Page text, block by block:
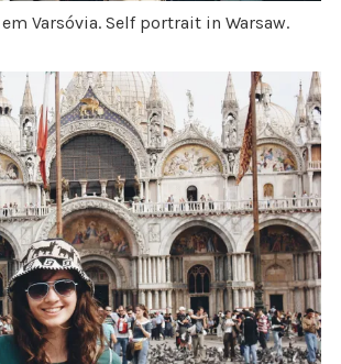
Varsóvia. Self portrait in Warsaw.